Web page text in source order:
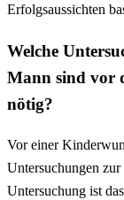
Erfolgsaussichten
Welche
Mann sind vor
nötig?
Vor einer
Untersuchungen
Untersuchung ist